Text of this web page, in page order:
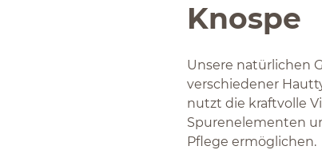
Knospe
Unsere natürlichen
verschiedener
nutzt die kraftvolle
Spurenelementen
Pflege ermöglichen.